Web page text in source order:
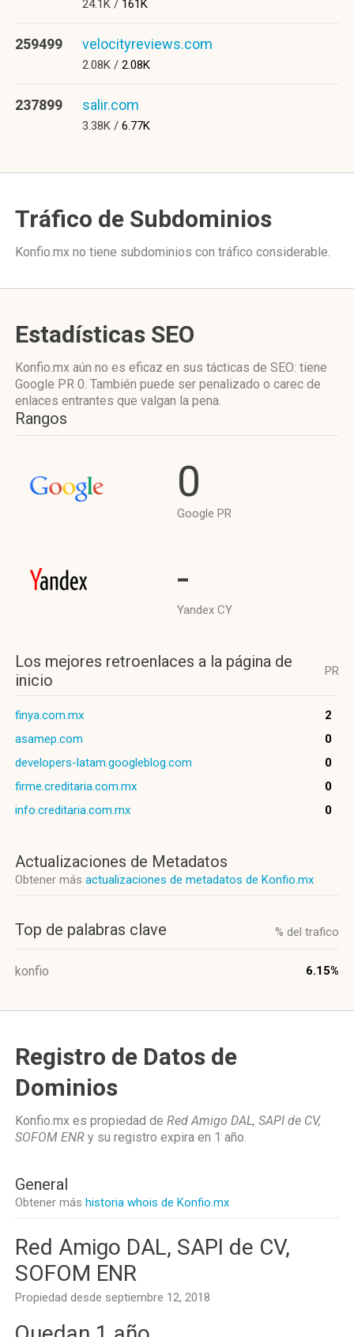
24.1K / 161K
259499 velocityreviews.com
2.08K / 2.08K
237899 salir.com
3.38K / 6.77K
Tráfico de Subdominios
Konfio.mx no tiene subdominios con tráfico considerable.
Estadísticas SEO
Konfio.mx aún no es eficaz en sus tácticas de SEO: tiene
Google PR 0. También puede ser penalizado o carec de
enlaces entrantes que valgan la pena.
Rangos
0
Google PR
-
Yandex CY
Los mejores retroenlaces a la página de
inicio
PR
finya.com.mx
2
asamep.com
0
developers-latam.googleblog.com
0
firme.creditaria.com.mx
0
info.creditaria.com.mx
0
Actualizaciones de Metadatos
Obtener más actualizaciones de metadatos de Konfio.mx
Top de palabras clave % del trafico
konfio 6.15%
Registro de Datos de
Dominios
Konfio.mx es propiedad de Red Amigo DAL, SAPI de CV,
SOFOM ENR y su registro expira en 1 año.
General
Obtener más historia whois de Konfio.mx
Red Amigo DAL, SAPI de CV,
SOFOM ENR
Propiedad desde septiembre 12, 2018